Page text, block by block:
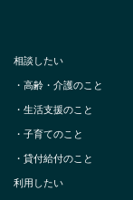
相談したい
・ 高齢・介護のこと
・ 生活支援のこと
・ 子育てのこと
・ 貸付給付のこと
利用したい